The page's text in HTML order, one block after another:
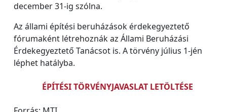
december 31-ig szólna.
Az állami építési beruházások érdekegyeztető
fórumaként létrehoznák az Állami Beruházási
Érdekegyeztető Tanácsot is. A törvény július 1-jén
léphet hatályba.
ÉPÍTÉSI TÖRVÉNYJAVASLAT LETÖLTÉSE